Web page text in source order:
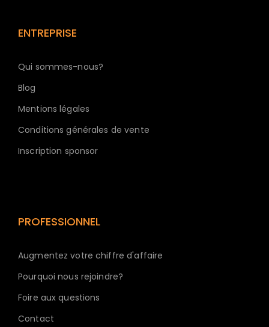
ENTREPRISE
Qui sommes-nous?
Blog
Mentions légales
Conditions générales de vente
Inscription sponsor
PROFESSIONNEL
Augmentez votre chiffre d'affaire
Pourquoi nous rejoindre?
Foire aux questions
Contact